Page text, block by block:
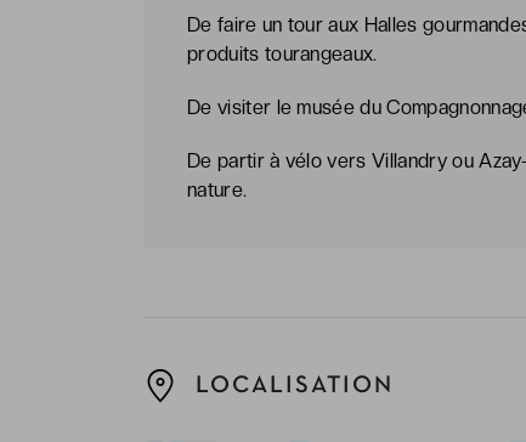
De faire un tour aux Halles
produits tourangeaux.
De visiter le musée du
De partir à vélo vers Villandry ou
nature.
LOCALISATION